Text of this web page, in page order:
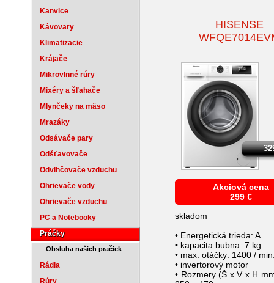
Kanvice
Kávovary
Klimatizacie
Krájače
Mikrovlnné rúry
Mixéry a šľahače
Mlynčeky na mäso
Mrazáky
Odsávače pary
Odšťavovače
Odvlhčovače vzduchu
Ohrievače vody
Ohrievače vzduchu
PC a Notebooky
Práčky
Obsluha našich pračiek
Rádia
Rúry
HISENSE
Akciová cena
299 €
skladom
• Energetická trieda: A
• kapacita bubna: 7 kg
• max. otáčky: 1400 /
• invertorový motor
• Rozmery (Š x V x H